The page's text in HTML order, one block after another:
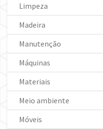
Limpeza
Madeira
Manutenção
Máquinas
Materiais
Meio ambiente
Móveis